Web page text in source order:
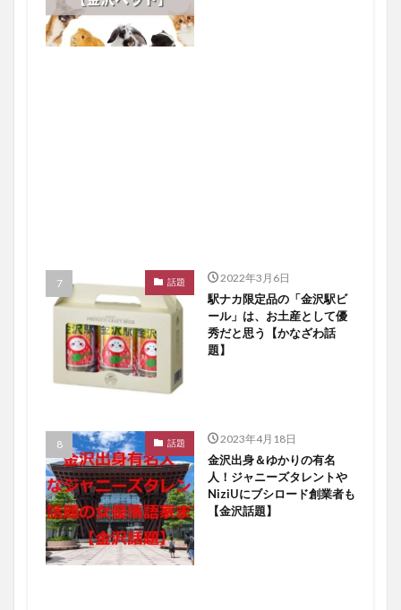
話題 2022年3月6日
駅ナカ限定品の「金沢駅ビ
ール」は、お土産として優
秀だと思う【かなざわ話
題】
話題 2023年4月18日
金沢出身＆ゆかりの有名
人！ジャニーズタレントや
NiziUにブシロード創業者も
【金沢話題】